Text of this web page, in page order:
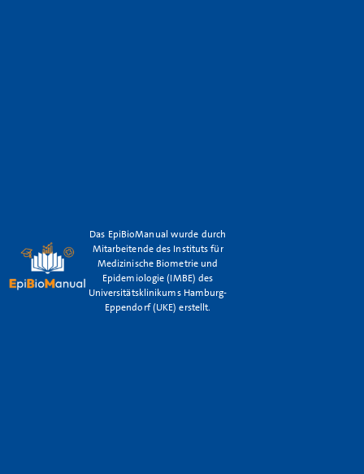
Das EpiBioManual wurde durch
Mitarbeitende des Instituts für
Medizinische Biometrie und
Epidemiologie (IMBE) des
Universitätsklinikums Hamburg-
Eppendorf (UKE) erstellt.